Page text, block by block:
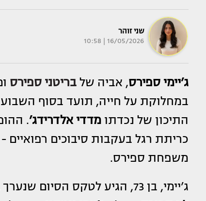
שני זוהר
16/05/2026 | 10:58
ג’יימי ספירס, אביה של בריטני ספירס
במחלוקת על חייה, תועד בסוף
התיכון של נכדתו מדדי אלדרידג’.
כריתת רגל בעקבות סיבוכים
משפחת ספירס.
ג’יימי, בן 73, הגיע לטקס הסיום שנערך בלואיזיאנה לצד גרושתו